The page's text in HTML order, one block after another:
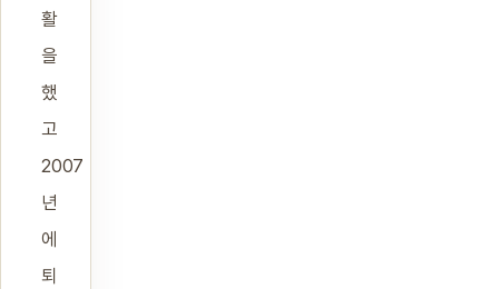
활
을
했
고
2007
년
에
퇴